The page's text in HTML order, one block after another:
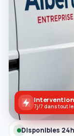
Disponibles
7j/7 dans tout le